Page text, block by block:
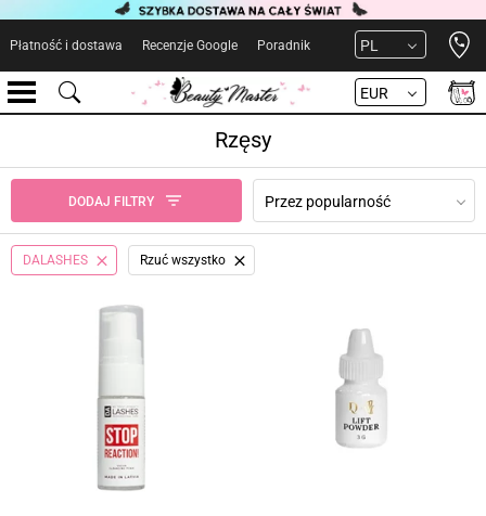
Płatność i dostawa Recenzje Google Poradnik PL
EUR
Rzęsy
DODAJ FILTRY Przez popularność
DALASHES Rzuć wszystko